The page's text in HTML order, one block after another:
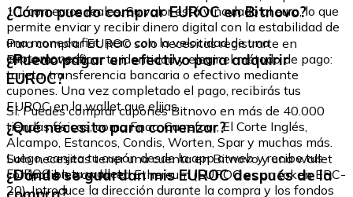
1:1 con euros reales. Su valor está vinculado al euro, lo que
permite enviar y recibir dinero digital con la estabilidad de
una moneda fiat, pero con la velocidad de una
criptomoneda.
¿Cómo puedo comprar EUROC en Bitnovo?
Para comprar EUROC solo necesitas registrarte en
Bitnovo, verificar tu identidad y elegir el método de pago:
tarjeta, transferencia bancaria o efectivo mediante
cupones. Una vez completado el pago, recibirás tus
EUROC en la wallet que elijas.
¿Puedo pagar en efectivo para adquirir
EUROC?
Sí. Puedes comprar cupones Bitnovo en más de 40.000
tiendas físicas, como Fnac, Carrefour, El Corte Inglés,
Alcampo, Estancos, Condis, Worten, Spar y muchas más.
Luego, canjea tu cupón desde la app o web y recibe tus
EUROC en tu wallet.
¿Qué necesito para comenzar?
Solo necesitas tener una cuenta en Bitnovo y una wallet
compatible con la red Ethereum (EUROC es un token ERC-
20). Introduce la dirección durante la compra y los fondos
¿Dónde se guardan mis EUROC después de la